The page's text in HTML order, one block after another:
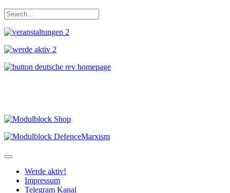
Werde aktiv!
Impressum
Telegram Kanal